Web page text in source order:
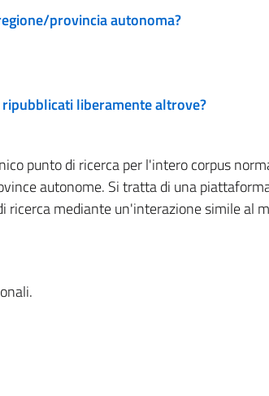
provincia autonoma?
liberamente altrove?
punto di ricerca per l'intero corpus
autonome. Si tratta di una
mediante un'interazione simile al